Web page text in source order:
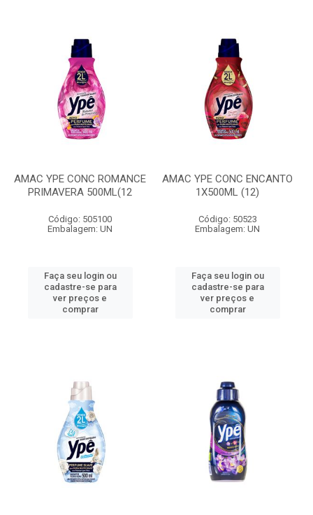
AMAC YPE CONC ROMANCE
PRIMAVERA 500ML(12
Código: 505100
Embalagem: UN
Faça seu login ou
cadastre-se para
ver preços e
comprar
AMAC YPE CONC ENCANTO
1X500ML (12)
Código: 50523
Embalagem: UN
Faça seu login ou
cadastre-se para
ver preços e
comprar